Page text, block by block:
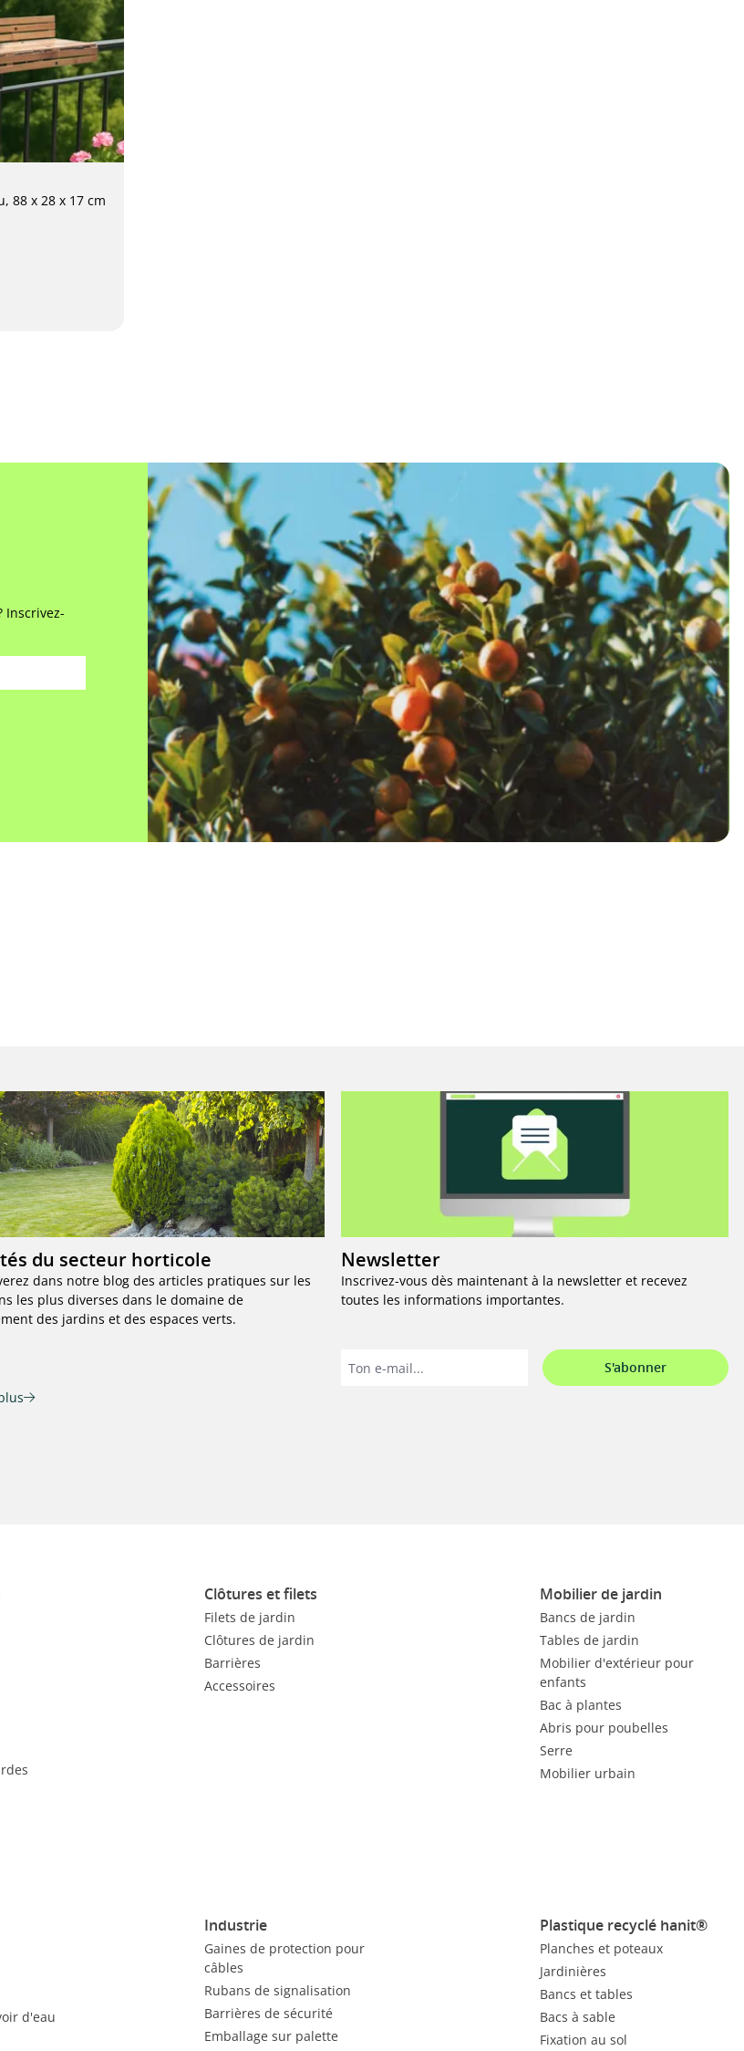
88 x 28 x 17 cm
Inscrivez-
du secteur horticole
dans notre blog des articles pratiques sur les
les plus diverses dans le domaine de
des jardins et des espaces verts.
Newsletter
Inscrivez-vous dès maintenant à la newsletter et recevez
toutes les informations importantes.
S'abonner
Clôtures et filets
Filets de jardin
Clôtures de jardin
Barrières
Accessoires
Mobilier de jardin
Bancs de jardin
Tables de jardin
Mobilier d'extérieur pour
enfants
Bac à plantes
Abris pour poubelles
Serre
Mobilier urbain
d'eau
Industrie
Gaines de protection pour
câbles
Rubans de signalisation
Barrières de sécurité
Emballage sur palette
Plastique recyclé hanit®
Planches et poteaux
Jardinières
Bancs et tables
Bacs à sable
Fixation au sol